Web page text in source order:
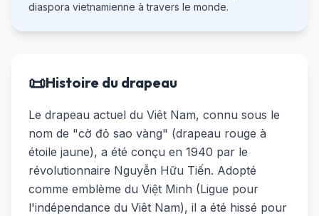
diaspora vietnamienne à travers le monde.
📜Histoire du drapeau
Le drapeau actuel du Viêt Nam, connu sous le
nom de "cờ đỏ sao vàng" (drapeau rouge à
étoile jaune), a été conçu en 1940 par le
révolutionnaire Nguyễn Hữu Tiến. Adopté
comme emblème du Việt Minh (Ligue pour
l'indépendance du Viêt Nam), il a été hissé pour